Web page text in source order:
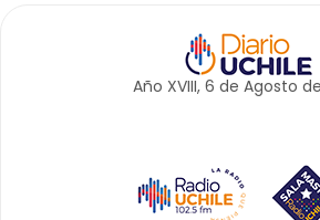
Año XVIII, 6 de Agosto